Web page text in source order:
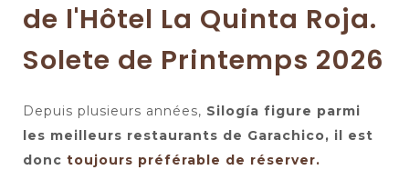
de l'Hôtel La Quinta Roja.
Solete de Printemps 2026
Depuis plusieurs années, Silogía figure parmi
les meilleurs restaurants de Garachico, il est
donc toujours préférable de réserver.